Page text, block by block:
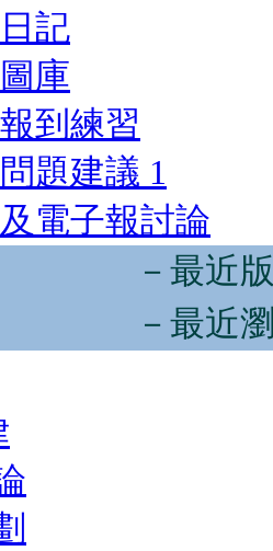
記
庫
到練習
題建議 1
電子報討論
－最近
－最近